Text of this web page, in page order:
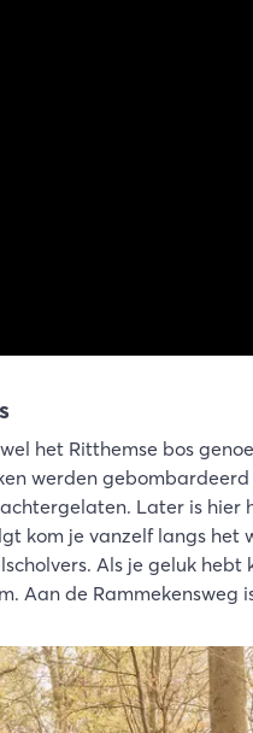
het Ritthemse bos
werden
Later is hier
kom je vanzelf langs het
Als je geluk
Aan de Rammekensweg